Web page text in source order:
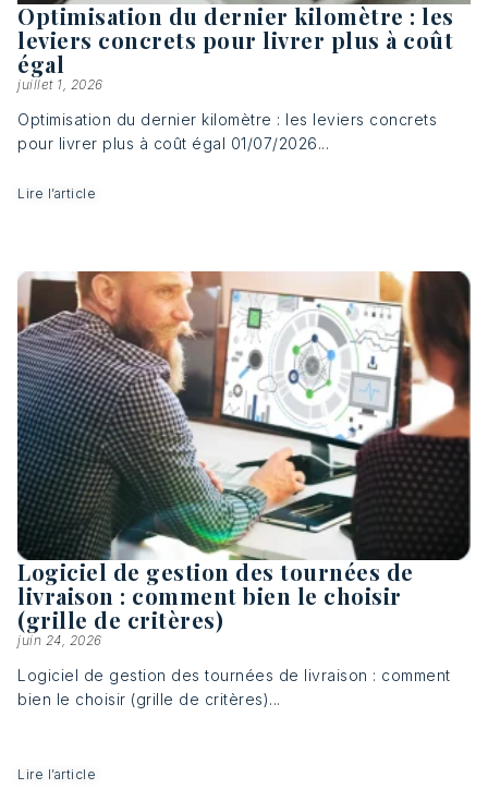
Optimisation du dernier kilomètre : les
leviers concrets pour livrer plus à coût
égal
juillet 1, 2026
Optimisation du dernier kilomètre : les leviers concrets
pour livrer plus à coût égal 01/07/2026...
Lire l’article
Logiciel de gestion des tournées de
livraison : comment bien le choisir
(grille de critères)
juin 24, 2026
Logiciel de gestion des tournées de livraison : comment
bien le choisir (grille de critères)...
Lire l’article